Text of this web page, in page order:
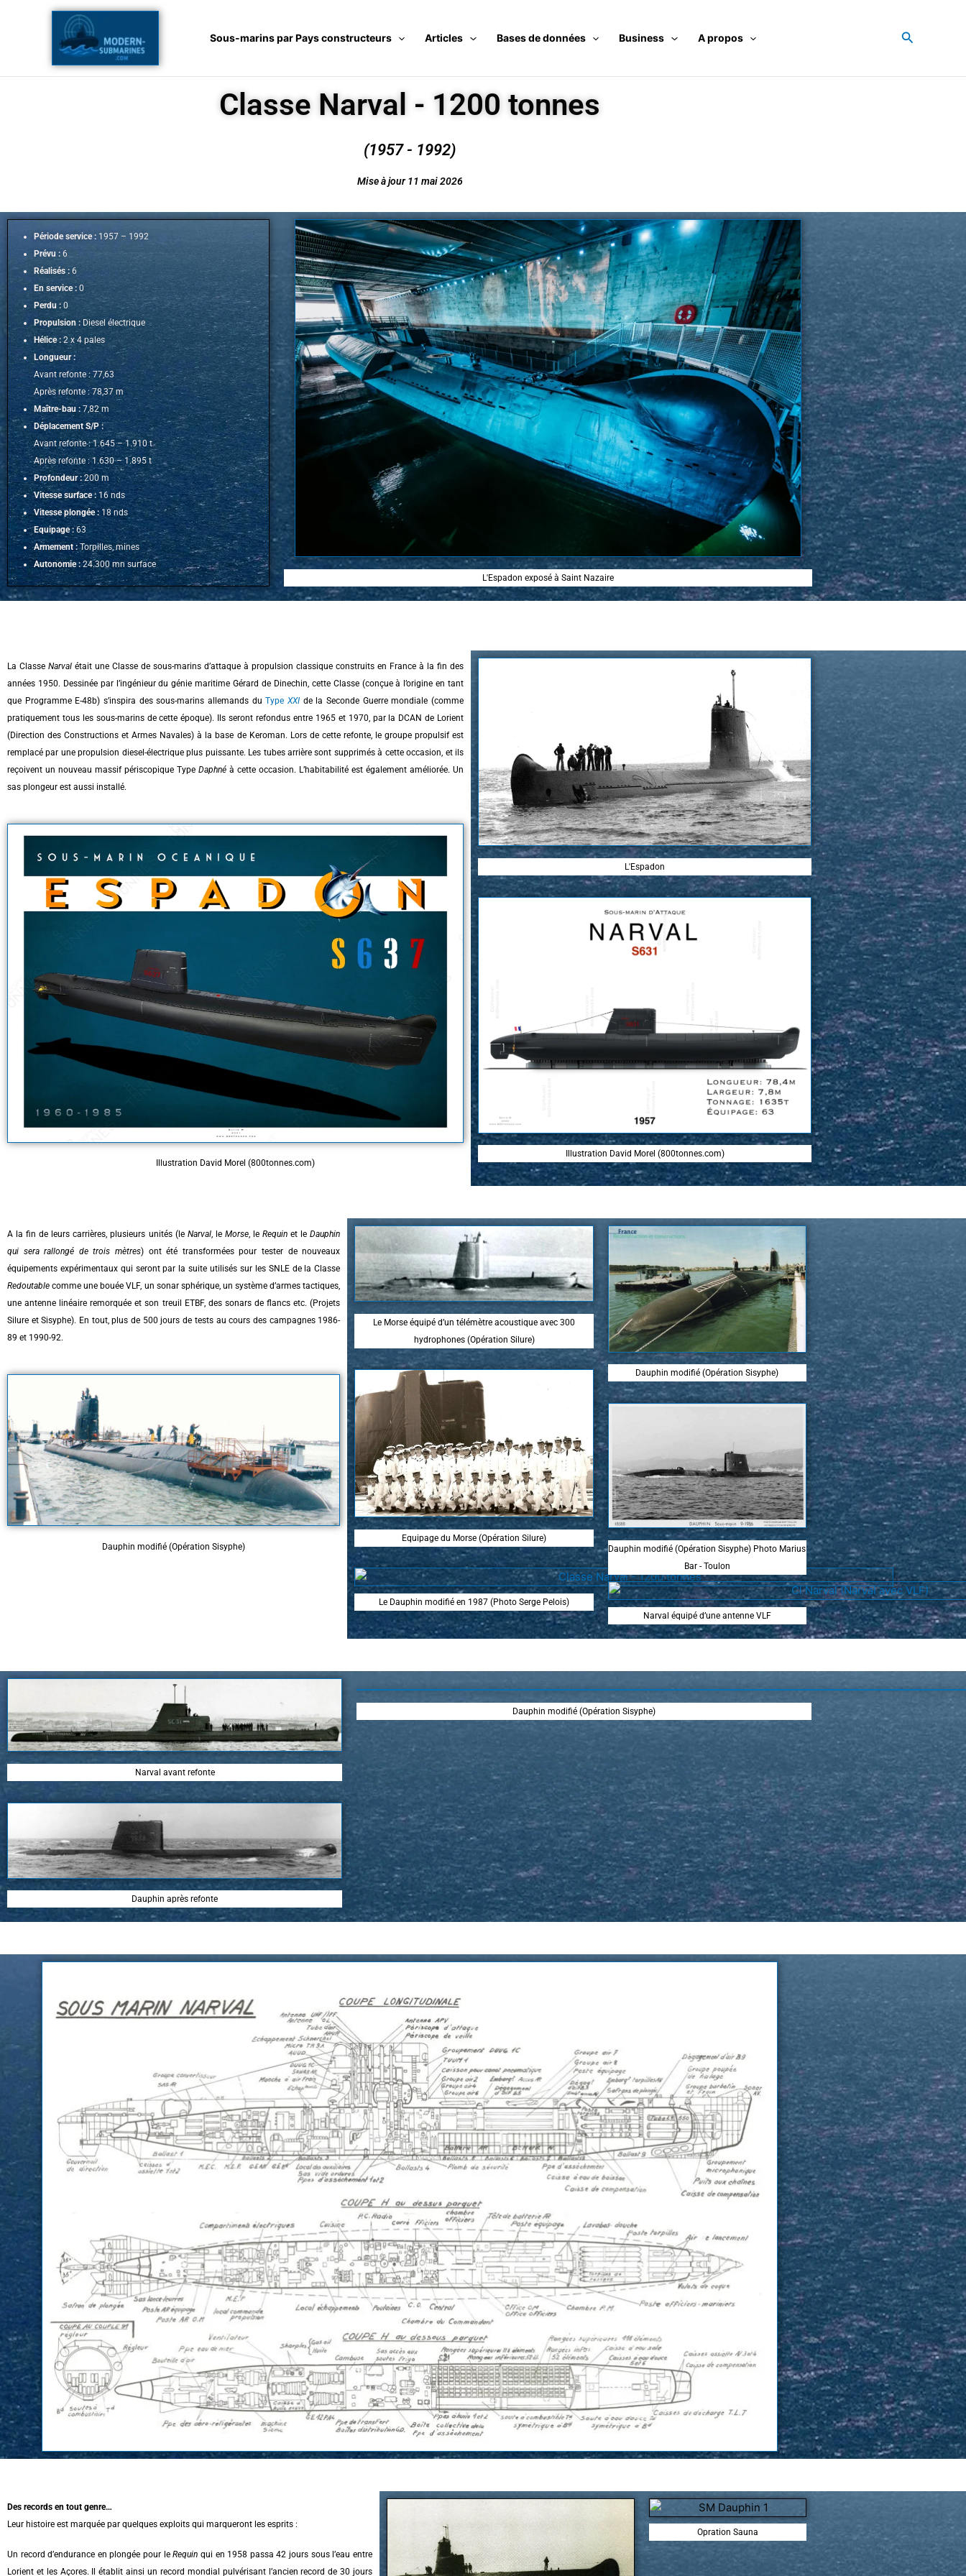
Sous-marins par Pays constructeurs Articles Bases de données Business A propos
Classe Narval - 1200 tonnes
(1957 - 1992)
Mise à jour 11 mai 2026
Période service : 1957 – 1992
Prévu : 6
Réalisés : 6
En service : 0
Perdu :0
Propulsion : Diesel électrique
Hélice :2 x 4 pales
Longueur :
Avant refonte : 77,63
Après refonte : 78,37 m
Maître-bau : 7,82 m
Déplacement S/P :
Avant refonte : 1.645 – 1.910 t
Après refonte : 1.630 – 1.895 t
Profondeur :200 m
Vitesse surface :16 nds
Vitesse plongée :18 nds
Equipage :63
Armement :Torpilles, mines
Autonomie :24.300 mn surface
L'Espadon exposé à Saint Nazaire
La ClasseNarval était une Classe de sous-marins d’attaque à propulsion classique construits en France à la fin des
années 1950. Dessinée par l’ingénieur du génie maritime Gérard de Dinechin, cette Classe (conçue à l’origine en tant
que Programme E-48b) s’inspira des sous-marins allemands duTypeXXI de la Seconde Guerre mondiale (comme
pratiquement tous les sous-marins de cette époque). Ils seront refondus entre 1965 et 1970, par la DCAN de Lorient
(Direction des Constructions et Armes Navales) à la base de Keroman. Lors de cette refonte, le groupe propulsif est
remplacé par une propulsion diesel-électrique plus puissante. Les tubes arrière sont supprimés à cette occasion, et ils
reçoivent un nouveau massif périscopique TypeDaphné à cette occasion. L’habitabilité est également améliorée. Un
sas plongeur est aussi installé.
Illustration David Morel (800tonnes.com)
L'Espadon
Illustration David Morel (800tonnes.com)
A la fin de leurs carrières, plusieurs unités (le Narval, le Morse, leRequin et leDauphin
qui sera rallongé de trois mètres) ont été transformées pour tester de nouveaux
équipements expérimentaux qui seront par la suite utilisés sur les SNLE de la Classe
Redoutable comme une bouée VLF, un sonar sphérique, un système d’armes tactiques,
une antenne linéaire remorquée et son treuil ETBF, des sonars de flancs etc. (Projets
Silure et Sisyphe). En tout, plus de 500 jours de tests au cours des campagnes 1986-
89 et 1990-92.
Dauphin modifié (Opération Sisyphe)
Le Morse équipé d’un télémètre acoustique avec 300
hydrophones (Opération Silure)
Equipage du Morse (Opération Silure)
Le Dauphin modifié en 1987 (Photo Serge Pelois)
Dauphin modifié (Opération Sisyphe)
Dauphin modifié (Opération Sisyphe) Photo Marius
Bar - Toulon
Narval équipé d’une antenne VLF
Narval avant refonte
Dauphin après refonte
Dauphin modifié (Opération Sisyphe)
Des records en tout genre…
Leur histoire est marquée par quelques exploits qui marqueront les esprits :
Un record d’endurance en plongée pour leRequin qui en 1958 passa 42 jours sous l’eau entre
Lorient et les Açores. Il établit ainsi un record mondial pulvérisant l’ancien record de 30 jours
Opration Sauna